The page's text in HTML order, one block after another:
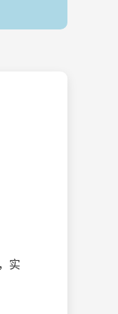
实